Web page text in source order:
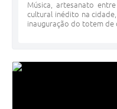
Música, artesanato
cultural inédito na
inauguração do totem de